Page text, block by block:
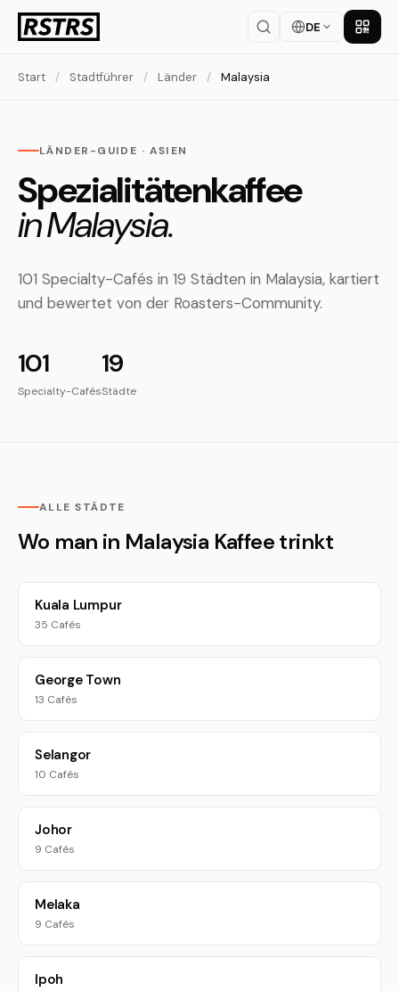
DE App
Start / Stadtführer / Länder / Malaysia
LÄNDER-GUIDE · ASIEN
Spezialitätenkaffee
in Malaysia.
101 Specialty-Cafés in 19 Städten in Malaysia, kartiert
und bewertet von der Roasters-Community.
101
Specialty-Cafés
19
Städte
ALLE STÄDTE
Wo man in Malaysia Kaffee trinkt
Kuala Lumpur
35 Cafés
George Town
13 Cafés
Selangor
10 Cafés
Johor
9 Cafés
Melaka
9 Cafés
Ipoh